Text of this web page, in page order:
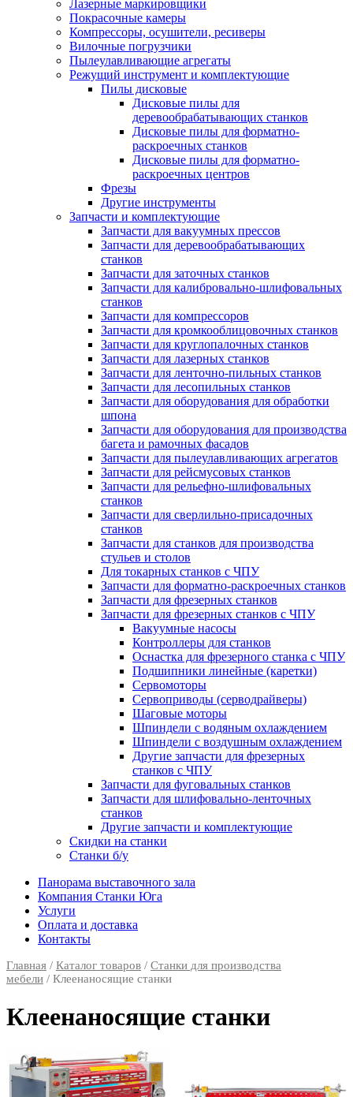
Лазерные маркировщики
Покрасочные камеры
Компрессоры, осушители, ресиверы
Вилочные погрузчики
Пылеулавливающие агрегаты
Режущий инструмент и комплектующие
Пилы дисковые
Дисковые пилы для
деревообрабатывающих станков
Дисковые пилы для форматно-
раскроечных станков
Дисковые пилы для форматно-
раскроечных центров
Фрезы
Другие инструменты
Запчасти и комплектующие
Запчасти для вакуумных прессов
Запчасти для деревообрабатывающих
станков
Запчасти для заточных станков
Запчасти для калибровально-шлифовальных
станков
Запчасти для компрессоров
Запчасти для кромкооблицовочных станков
Запчасти для круглопалочных станков
Запчасти для лазерных станков
Запчасти для ленточно-пильных станков
Запчасти для лесопильных станков
Запчасти для оборудования для обработки
шпона
Запчасти для оборудования для производства
багета и рамочных фасадов
Запчасти для пылеулавливающих агрегатов
Запчасти для рейсмусовых станков
Запчасти для рельефно-шлифовальных
станков
Запчасти для сверлильно-присадочных
станков
Запчасти для станков для производства
стульев и столов
Для токарных станков с ЧПУ
Запчасти для форматно-раскроечных станков
Запчасти для фрезерных станков
Запчасти для фрезерных станков с ЧПУ
Вакуумные насосы
Контроллеры для станков
Оснастка для фрезерного станка с ЧПУ
Подшипники линейные (каретки)
Сервомоторы
Сервоприводы (серводрайверы)
Шаговые моторы
Шпиндели с водяным охлаждением
Шпиндели с воздушным охлаждением
Другие запчасти для фрезерных
станков с ЧПУ
Запчасти для фуговальных станков
Запчасти для шлифовально-ленточных
станков
Другие запчасти и комплектующие
Скидки на станки
Станки б/у
Панорама выставочного зала
Компания Станки Юга
Услуги
Оплата и доставка
Контакты
Главная / Каталог товаров / Станки для производства
мебели / Клеенаносящие станки
Клеенаносящие станки